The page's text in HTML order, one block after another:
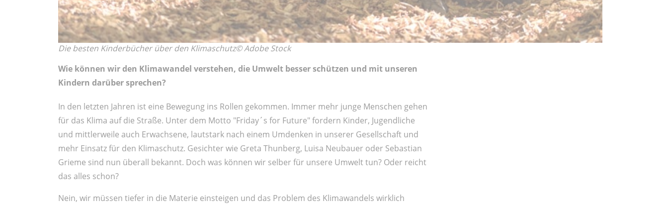
Die besten Kinderbücher über den Klimaschutz© Adobe Stock
Wie können wir den Klimawandel verstehen, die Umwelt besser schützen und mit unseren
Kindern darüber sprechen?
In den letzten Jahren ist eine Bewegung ins Rollen gekommen. Immer mehr junge Menschen gehen
für das Klima auf die Straße. Unter dem Motto "Friday´s for Future" fordern Kinder, Jugendliche
und mittlerweile auch Erwachsene, lautstark nach einem Umdenken in unserer Gesellschaft und
mehr Einsatz für den Klimaschutz. Gesichter wie Greta Thunberg, Luisa Neubauer oder Sebastian
Grieme sind nun überall bekannt. Doch was können wir selber für unsere Umwelt tun? Oder reicht
das alles schon?
Nein, wir müssen tiefer in die Materie einsteigen und das Problem des Klimawandels wirklich